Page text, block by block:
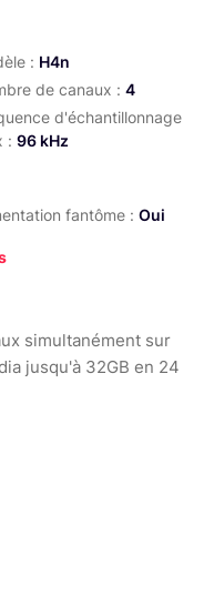
: H4n
de canaux : 4
d'échantillonnage
: 96 kHz
fantôme : Oui
simultanément sur
jusqu'à 32GB en 24